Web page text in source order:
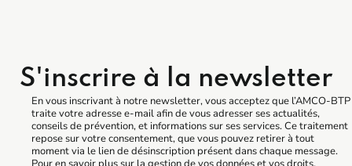
S'inscrire à la newsletter
En vous inscrivant à notre newsletter, vous acceptez que l’AMCO-BTP
traite votre adresse e-mail afin de vous adresser ses actualités,
conseils de prévention, et informations sur ses services. Ce traitement
repose sur votre consentement, que vous pouvez retirer à tout
moment via le lien de désinscription présent dans chaque message.